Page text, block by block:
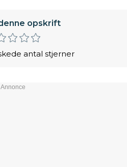
opskrift
antal stjerner